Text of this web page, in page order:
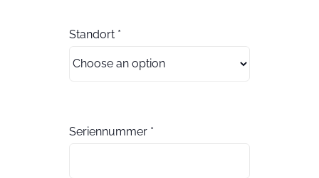
Standort *
Seriennummer *